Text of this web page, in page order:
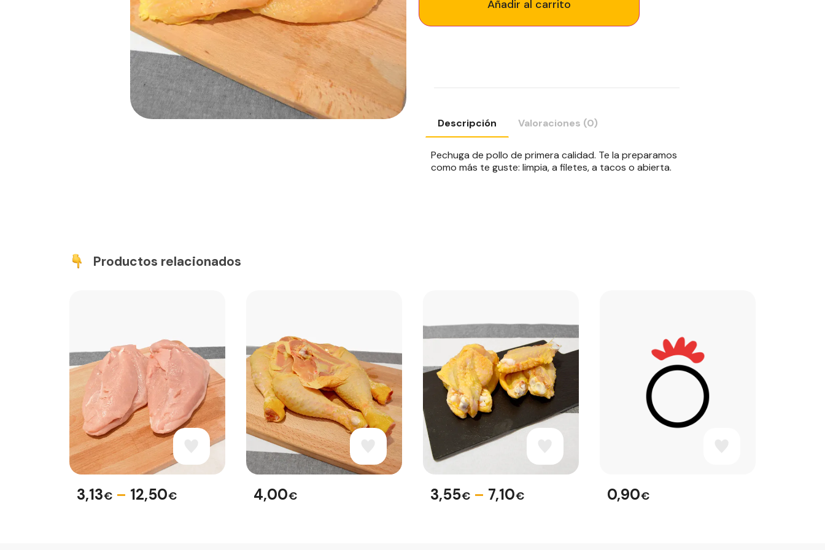
Añadir al carrito
Descripción Valoraciones (0)
Pechuga de pollo de primera calidad. Te la preparamos
como más te guste: limpia, a filetes, a tacos o abierta.
Productos relacionados
3,13€ – 12,50€ 4,00€ 3,55€ – 7,10€ 0,90€